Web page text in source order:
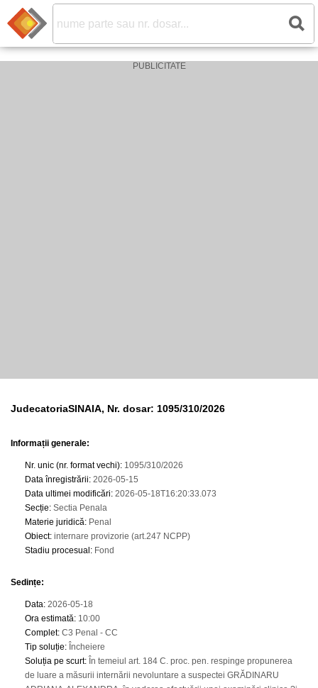
JudecatoriaSINAIA, Nr. dosar: 1095/310/2026
Informații generale:
Nr. unic (nr. format vechi): 1095/310/2026
Data înregistrării: 2026-05-15
Data ultimei modificări: 2026-05-18T16:20:33.073
Secție: Sectia Penala
Materie juridică: Penal
Obiect: internare provizorie (art.247 NCPP)
Stadiu procesual : Fond
Sedințe:
Data: 2026-05-18
Ora estimată: 10:00
Complet: C3 Penal - CC
Tip soluție: Încheiere
Soluția pe scurt: În temeiul art. 184 C. proc. pen. respinge propunerea
de luare a măsurii internării nevoluntare a suspectei GRĂDINARU